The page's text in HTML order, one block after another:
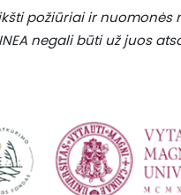
požiūriai ir nuomonės
negali būti už juos